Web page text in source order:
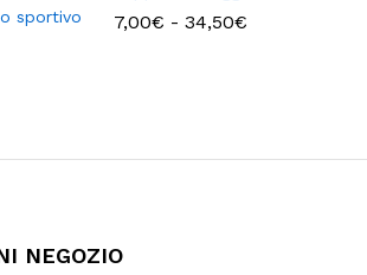
sportivo 7,00€ - 34,50€
NEGOZIO